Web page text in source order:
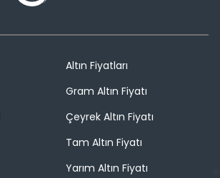
Altın Fiyatları
Gram Altın Fiyatı
Çeyrek Altın Fiyatı
Tam Altın Fiyatı
Yarım Altın Fiyatı